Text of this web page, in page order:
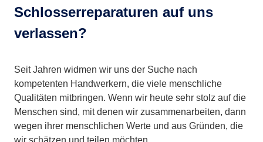
Schlosserreparaturen auf uns
verlassen?
Seit Jahren widmen wir uns der Suche nach
kompetenten Handwerkern, die viele menschliche
Qualitäten mitbringen. Wenn wir heute sehr stolz auf die
Menschen sind, mit denen wir zusammenarbeiten, dann
wegen ihrer menschlichen Werte und aus Gründen, die
wir schätzen und teilen möchten.